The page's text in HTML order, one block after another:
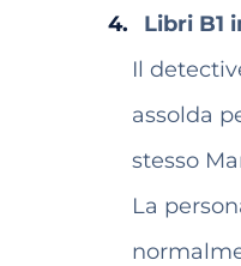
Libri B1
Il
assolda
stesso
La